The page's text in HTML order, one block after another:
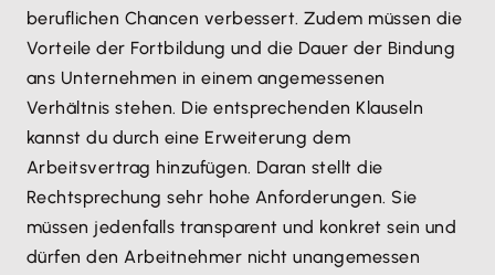
beruflichen Chancen verbessert. Zudem müssen die
Vorteile der Fortbildung und die Dauer der Bindung
ans Unternehmen in einem angemessenen
Verhältnis stehen. Die entsprechenden Klauseln
kannst du durch eine Erweiterung dem
Arbeitsvertrag hinzufügen. Daran stellt die
Rechtsprechung sehr hohe Anforderungen. Sie
müssen jedenfalls transparent und konkret sein und
dürfen den Arbeitnehmer nicht unangemessen